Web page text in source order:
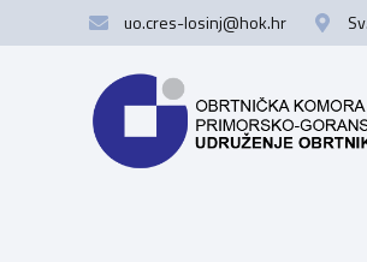
uo.cres-losinj@hok.hr